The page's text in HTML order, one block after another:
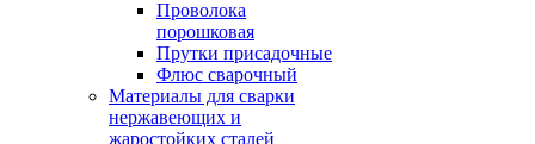
Проволока
порошковая
Прутки присадочные
Флюс сварочный
Материалы для сварки
нержавеющих и
жаростойких сталей